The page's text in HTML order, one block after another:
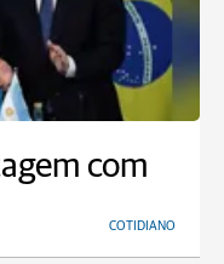
com
COTIDIANO